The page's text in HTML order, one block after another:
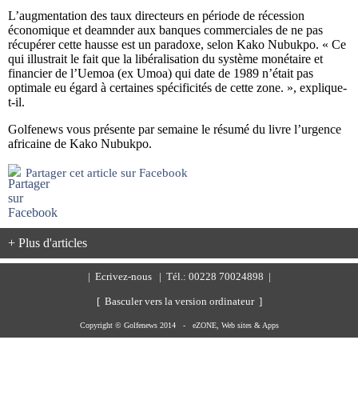
L’augmentation des taux directeurs en période de récession
économique et deamnder aux banques commerciales de ne pas
récupérer cette hausse est un paradoxe, selon Kako Nubukpo. « Ce
qui illustrait le fait que la libéralisation du système monétaire et
financier de l’Uemoa (ex Umoa) qui date de 1989 n’était pas
optimale eu égard à certaines spécificités de cette zone. », explique-
t-il.
Golfenews vous présente par semaine le résumé du livre l’urgence
africaine de Kako Nubukpo.
Partager cet article sur Facebook
+ Plus d'articles
Ecrivez-nous | Tél.: 00228 70024898 |
[ Basculer vers la version ordinateur ]
Copyright © Golfenews 2014 - eZONE, Web sites & Apps